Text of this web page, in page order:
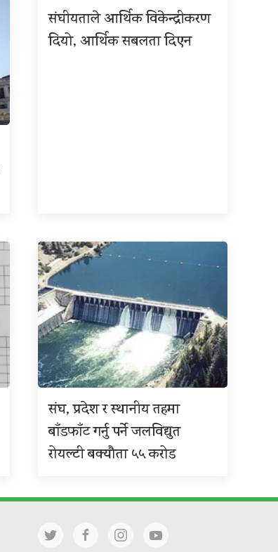
संघीयताले आर्थिक विकेन्द्रीकरण
दियो, आर्थिक सबलता दिएन
संघ, प्रदेश र स्थानीय तहमा
बाँडफाँट गर्नु पर्ने जलविद्युत
रोयल्टी बक्यौता ५५ करोड